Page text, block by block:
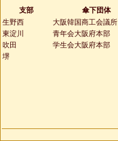
支部
生野西
東淀川
吹田
堺
傘下団体
大阪韓国商工会議所
青年会大阪府本部
学生会大阪府本部